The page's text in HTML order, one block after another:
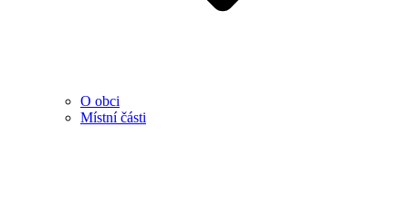
O obci
Místní části